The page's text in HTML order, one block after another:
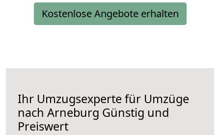
Kostenlose Angebote erhalten
Ihr Umzugsexperte für Umzüge
nach Arneburg Günstig und
Preiswert